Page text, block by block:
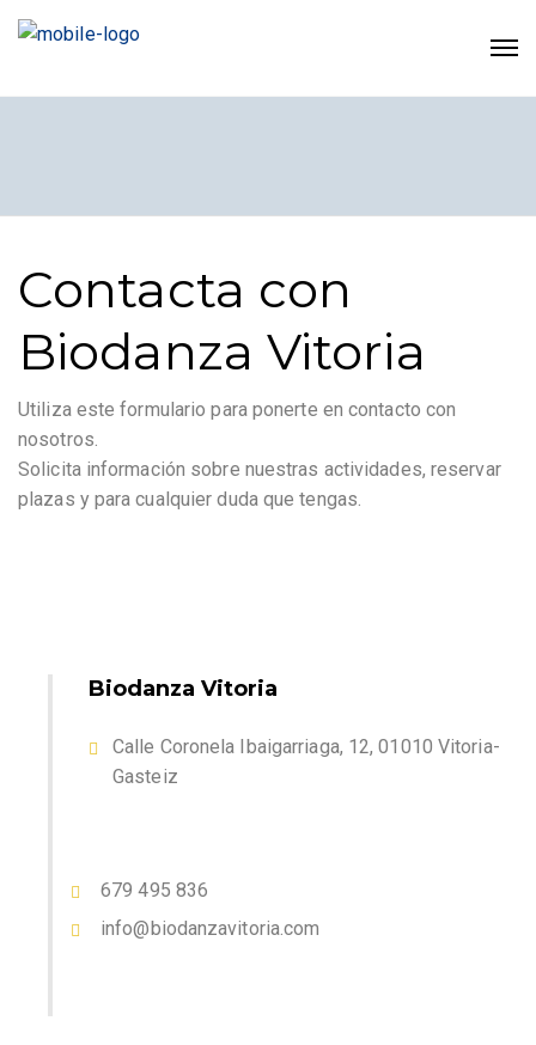
Contacta con
Biodanza Vitoria
Utiliza este formulario para ponerte en contacto con
nosotros.
Solicita información sobre nuestras actividades, reservar
plazas y para cualquier duda que tengas.
Biodanza Vitoria
Calle Coronela Ibaigarriaga, 12, 01010 Vitoria-
Gasteiz
679 495 836
info@biodanzavitoria.com